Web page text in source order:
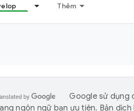
Thêm
Google sử dụng
ngôn ngữ bạn ưu tiên. Bản